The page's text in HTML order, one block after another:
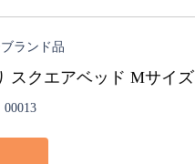
ブランド品
スクエアベッド Mサイズ
00013